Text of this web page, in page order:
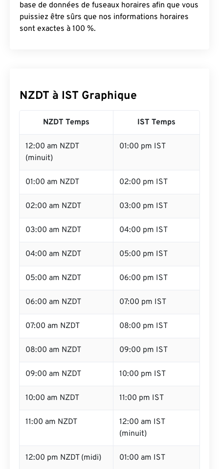
base de données de fuseaux horaires afin que vous
puissiez être sûrs que nos informations horaires
sont exactes à 100 %.
NZDT à IST Graphique
NZDT Temps IST Temps
12:00 am NZDT
(minuit)
01:00 pm IST
01:00 am NZDT 02:00 pm IST
02:00 am NZDT 03:00 pm IST
03:00 am NZDT 04:00 pm IST
04:00 am NZDT 05:00 pm IST
05:00 am NZDT 06:00 pm IST
06:00 am NZDT 07:00 pm IST
07:00 am NZDT 08:00 pm IST
08:00 am NZDT 09:00 pm IST
09:00 am NZDT 10:00 pm IST
10:00 am NZDT 11:00 pm IST
11:00 am NZDT
12:00 am IST
(minuit)
12:00 pm NZDT (midi) 01:00 am IST